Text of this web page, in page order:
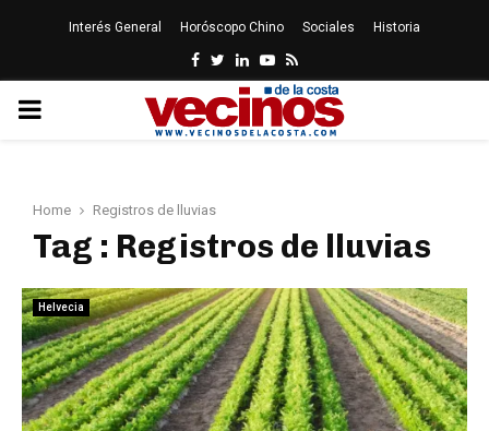
Interés General Horóscopo Chino Sociales Historia
Facebook
Twitter
LinkedinYoutube
Rss
PRIMARY
Home Registros de lluvias
Tag : Registros de lluvias
Helvecia